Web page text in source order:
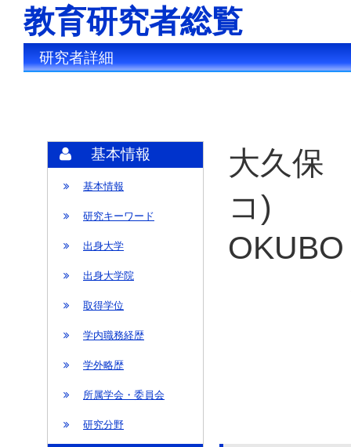
教育研究者総覧
研究者詳細
基本情報
基本情報
研究キーワード
出身大学
出身大学院
取得学位
学内職務経歴
学外略歴
所属学会・委員会
研究分野
大久保
コ)